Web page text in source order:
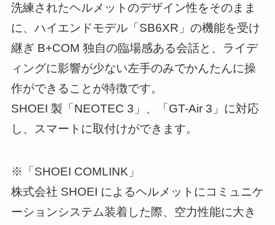
洗練されたヘルメットのデザイン性をそのまま
に、ハイエンドモデル「SB6XR」の機能を受け
継ぎ B+COM 独自の臨場感ある会話と、ライデ
ィングに影響が少ない左手のみでかんたんに操
作ができることが特徴です。
SHOEI 製「NEOTEC 3」、「GT-Air 3」に対応
し、スマートに取付けができます。
※「SHOEI COMLINK」
株式会社 SHOEI によるヘルメットにコミュニケ
ーションシステム装着した際、空力性能に大き